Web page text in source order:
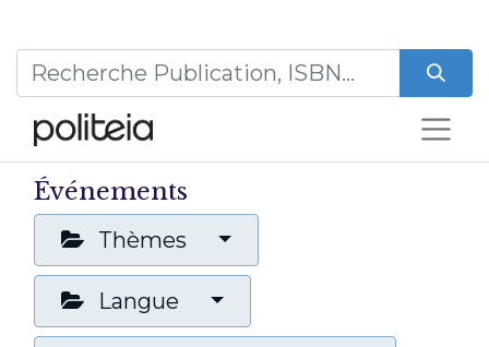
Événements
Thèmes
Langue